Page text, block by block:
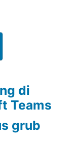
di
Teams
grub